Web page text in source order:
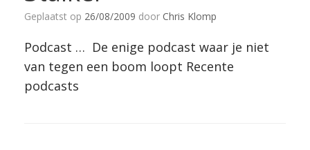
Geplaatst op 26/08/2009 door Chris Klomp
Podcast … De enige podcast waar je niet
van tegen een boom loopt Recente
podcasts